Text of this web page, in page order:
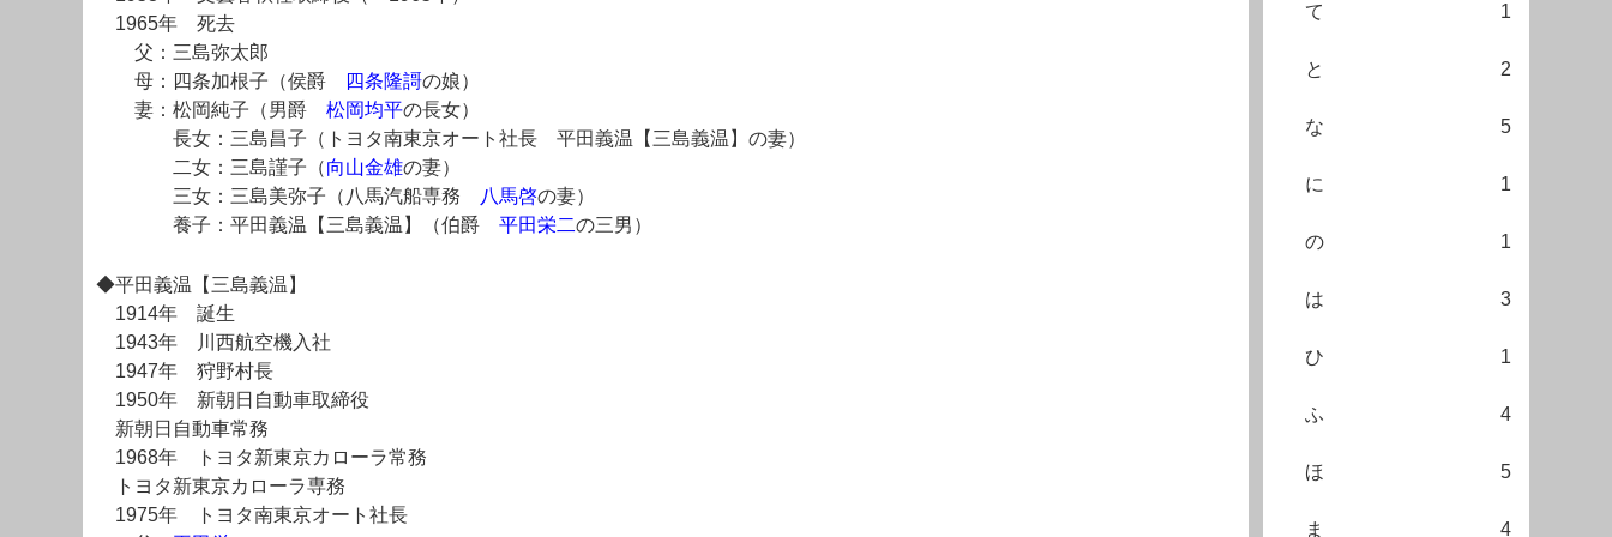
1965年 死去
父：三島弥太郎
母：四条加根子（侯爵
四条隆謌の娘）
妻：松岡純子（男爵 松岡均平の長女）
長女：三島昌子（トヨタ南東京オート社長 平田義温【三島義温】の妻）
二女：三島謹子（向山金雄の妻）
三女：三島美弥子（八馬汽船専務
八馬啓の妻）
養子：平田義温【三島義温】（伯爵 平田栄二の三男）
◆平田義温【三島義温】
1914年 誕生
1943年 川西航空機入社
1947年 狩野村長
1950年 新朝日自動車取締役
新朝日自動車常務
1968年 トヨタ新東京カローラ常務
トヨタ新東京カローラ専務
1975年 トヨタ南東京オート社長
て 1
と 2
な 5
に 1
の 1
は 3
ひ 1
ふ 4
ほ 5
ま 4